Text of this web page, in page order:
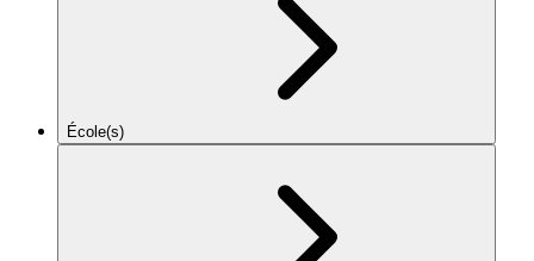
École(s)